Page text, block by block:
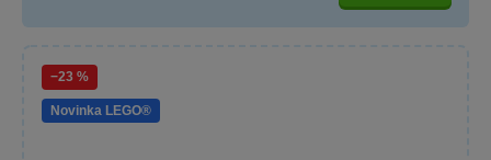
−23 %
Novinka LEGO®